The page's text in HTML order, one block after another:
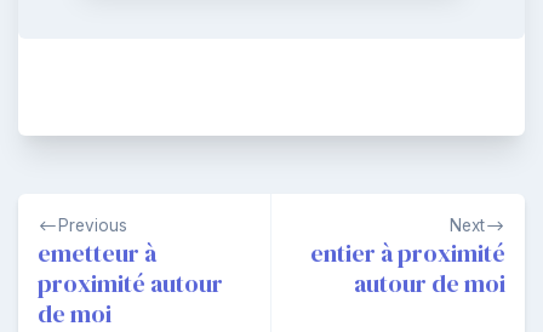
Navigation
de
l’article
Previous
emetteur à
proximité autour
de moi
Next
entier à proximité
autour de moi